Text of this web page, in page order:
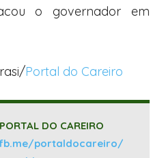
o governador em
Portal do Careiro
DO CAREIRO
portaldocareiro/